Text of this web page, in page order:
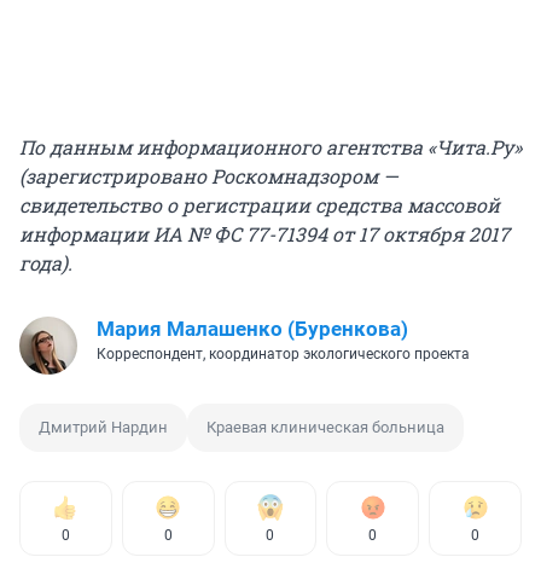
По данным информационного агентства «Чита.Ру»
(зарегистрировано Роскомнадзором —
свидетельство о регистрации средства массовой
информации ИА № ФС 77-71394 от 17 октября 2017
года).
Мария Малашенко (Буренкова)
Корреспондент, координатор экологического проекта
Дмитрий Нардин Краевая клиническая больница
0 0 0 0 0